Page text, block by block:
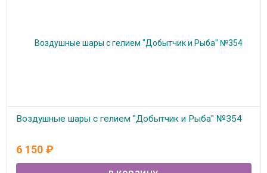
Воздушные шары с гелием "Добытчик и Рыба" №354
6 150 ₽